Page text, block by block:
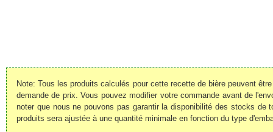
Note: Tous les produits calculés pour cette recette de bière peuvent
demande de prix. Vous pouvez modifier votre commande avant de
noter que nous ne pouvons pas garantir la disponibilité des stocks de
produits sera ajustée à une quantité minimale en fonction du type